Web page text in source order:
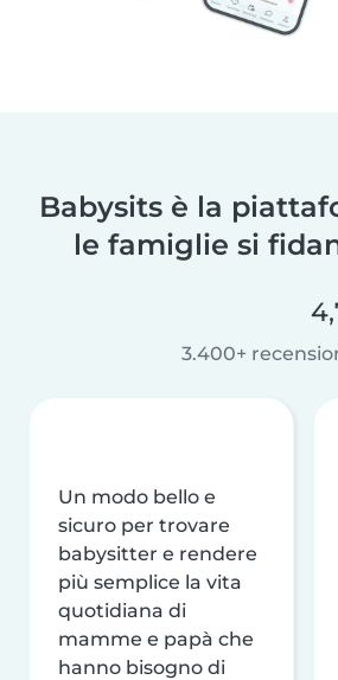
Babysits è la
le famiglie si
3.400+
Un modo bello e
sicuro per trovare
babysitter e rendere
più semplice la vita
quotidiana di
mamme e papà che
hanno bisogno di